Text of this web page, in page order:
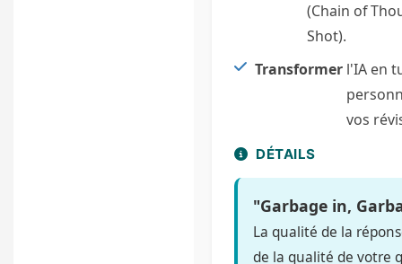
(Chain of
Shot).
Transformer l'IA en
vos
DÉTAILS
"Garbage in,
La qualité de la
de la qualité de votre